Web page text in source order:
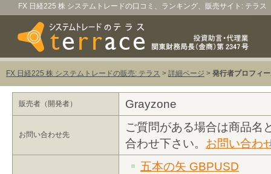
FX 日経225 株 システムトレードの口コミ、ランキング、販売サイト: テラス
FX 日経225 株 システムトレードの販売: テラス > 詳細ページ > 発行者プロフィ
販売者（開発者） Grayzone
お問い合わせ先
ご質問がある場合は商品名
合わせ下さい。 お問い合わ
五本の矢 GBPUSD